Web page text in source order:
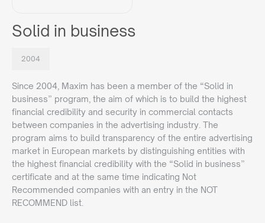
Solid in business
2004
Since 2004, Maxim has been a member of the “Solid in
business” program, the aim of which is to build the highest
financial credibility and security in commercial contacts
between companies in the advertising industry. The
program aims to build transparency of the entire advertising
market in European markets by distinguishing entities with
the highest financial credibility with the “Solid in business”
certificate and at the same time indicating Not
Recommended companies with an entry in the NOT
RECOMMEND list.